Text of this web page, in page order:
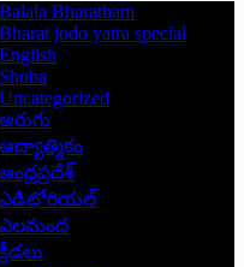
Balala Bharatham
Bharat jodo yatra special
English
Shoba
Uncategorized
అరుగు
ఆద్యాత్మికం
ఆంధ్రప్రదేశ్
ఎడిటోరియల్
ఎలమంద
క్రీడలు